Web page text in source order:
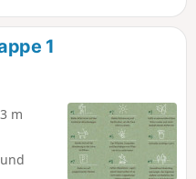
1
m